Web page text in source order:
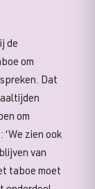
de
om
Dat
om
‘We zien ook
van
taboe moet